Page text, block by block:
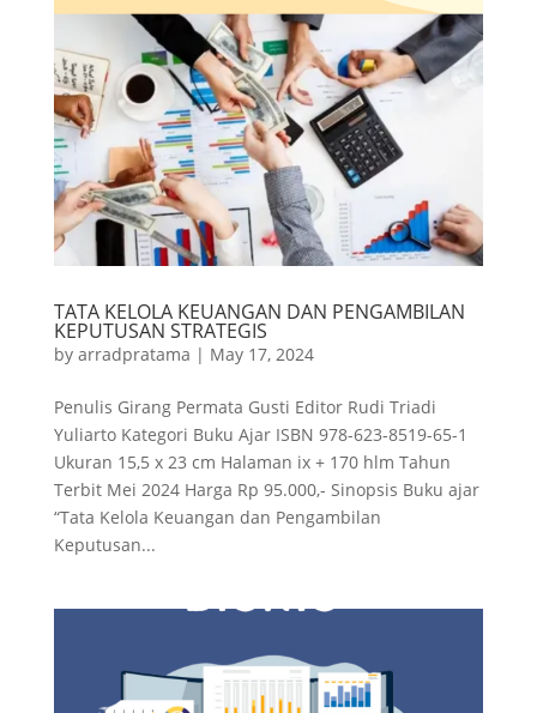
TATA KELOLA KEUANGAN DAN PENGAMBILAN
KEPUTUSAN STRATEGIS
by arradpratama | May 17, 2024
Penulis Girang Permata Gusti Editor Rudi Triadi
Yuliarto Kategori Buku Ajar ISBN 978-623-8519-65-1
Ukuran 15,5 x 23 cm Halaman ix + 170 hlm Tahun
Terbit Mei 2024 Harga Rp 95.000,- Sinopsis Buku ajar
“Tata Kelola Keuangan dan Pengambilan
Keputusan...